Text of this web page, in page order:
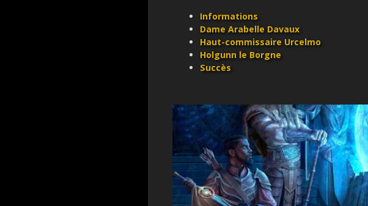
Informations
Dame Arabelle Davaux
Haut-commissaire Urcelmo
Holgunn le Borgne
Succès